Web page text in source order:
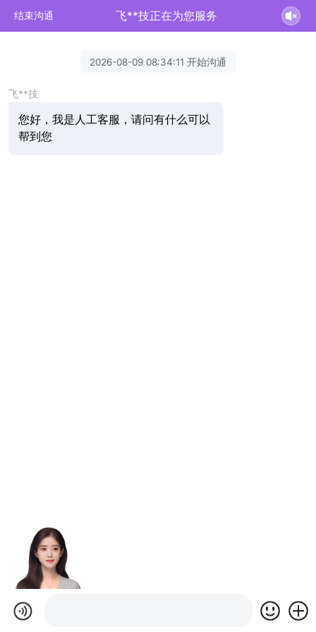
结束沟通 飞**技正在为您服务
2026-08-09 08:34:11 开始沟通
飞**技
您好，我是人工客服，请问有什么可以
帮到您